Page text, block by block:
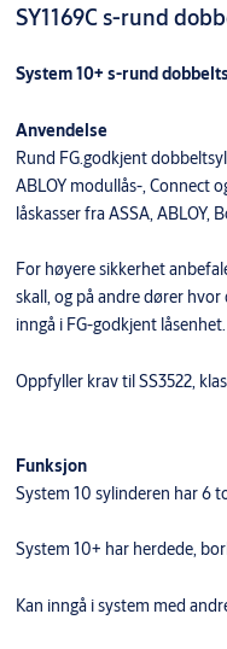
SY1169C s-rund
System 10+ s-rund
Anvendelse
Rund FG.godkjent
ABLOY modullås-, Connect
låskasser fra ASSA, ABLOY,
For høyere sikkerhet
skall, og på andre dører
inngå i FG-godkjent låsenhet.
Oppfyller krav til SS3522,
Funksjon
System 10 sylinderen har 6
System 10+ har herdede,
Kan inngå i system med